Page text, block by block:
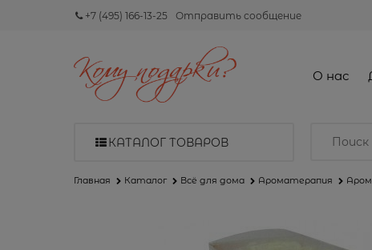
+7 (495) 166-13-25 Отправить сообщение
О нас
КАТАЛОГ ТОВАРОВ
Главная Каталог Всё для дома Ароматерапия